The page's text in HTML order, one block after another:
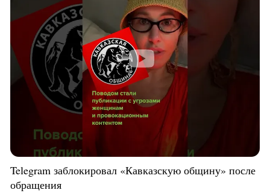
Telegram заблокировал «Кавказскую общину» после
обращения